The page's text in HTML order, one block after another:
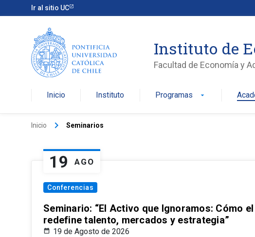
Ir al sitio UC
Instituto de
Facultad de Economía y
Inicio Instituto Programas arrow_drop_down
Inicio keyboard_arrow_right Seminarios
19 AGO
Conferencias
Seminario: “El Activo que Ignoramos: Cómo
redefine talento, mercados y estrategia”
19 de Agosto de 2026